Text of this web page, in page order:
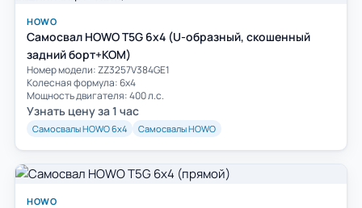
HOWO
Самосвал HOWO T5G 6x4 (U-образный, скошенный
задний борт+КОМ)
Номер модели: ZZ3257V384GE1
Колесная формула: 6х4
Мощность двигателя: 400 л.с.
Узнать цену за 1 час
Самосвалы HOWO 6х4 Самосвалы HOWO
HOWO